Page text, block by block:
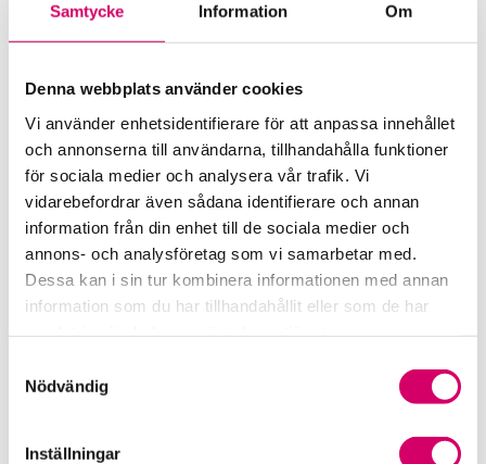
Samtycke Information Om
Denna webbplats använder cookies
Vi använder enhetsidentifierare för att anpassa innehållet
och annonserna till användarna, tillhandahålla funktioner
för sociala medier och analysera vår trafik. Vi
vidarebefordrar även sådana identifierare och annan
information från din enhet till de sociala medier och
annons- och analysföretag som vi samarbetar med.
Dessa kan i sin tur kombinera informationen med annan
information som du har tillhandahållit eller som de har
Nödvändig
Inställningar
Venditus Consult AB
Srf Auktoriserade konsulter
Malin Glad
Auktoriserad Redovisningskonsult
Skicka e-post
070-265 35 55
Avesta
Mari Norén
Auktoriserad Redovisningskonsult, Srf Certifierad
Affärsrådgivare
Skicka e-post
Avesta